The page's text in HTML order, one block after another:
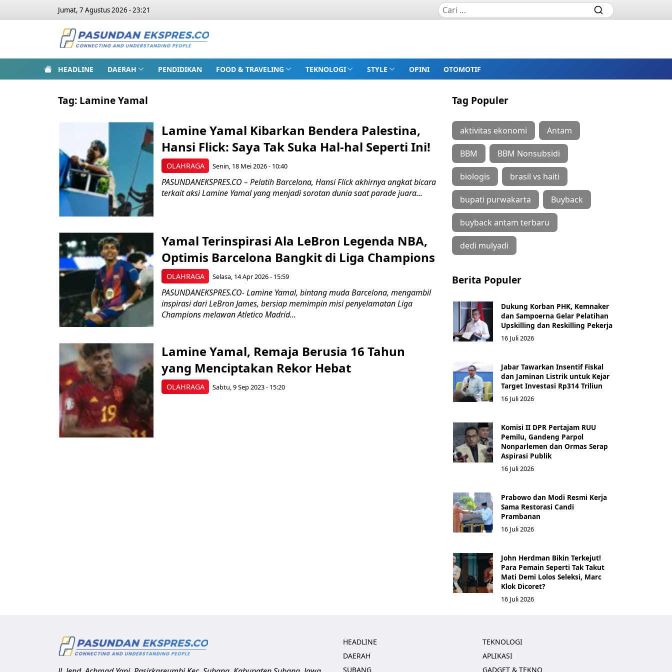
Jumat, 7 Agustus 2026 - 23:21
HEADLINE DAERAH PENDIDIKAN FOOD & TRAVELING TEKNOLOGI STYLE OPINI OTOMOTIF
Tag: Lamine Yamal
OLAHRAGA
Lamine Yamal Kibarkan Bendera Palestina,
Hansi Flick: Saya Tak Suka Hal-hal Seperti Ini!
Senin, 18 Mei 2026 - 10:40
PASUNDANEKSPRES.CO – Pelatih Barcelona, Hansi Flick akhirnya angkat bicara
terkait aksi Lamine Yamal yang menjadi sorotan dunia saat parade juara...
OLAHRAGA
Yamal Terinspirasi Ala LeBron Legenda NBA,
Optimis Barcelona Bangkit di Liga Champions
Selasa, 14 Apr 2026 - 15:59
PASUNDANEKSPRES.CO- Lamine Yamal, bintang muda Barcelona, mengambil
inspirasi dari LeBron James, bersiap memimpin misi penyelamatan Liga
Champions melawan Atletico Madrid...
OLAHRAGA
Lamine Yamal, Remaja Berusia 16 Tahun
yang Menciptakan Rekor Hebat
Sabtu, 9 Sep 2023 - 15:20
Tag Populer
aktivitas ekonomi Antam
BBM BBM Nonsubsidi
biologis brasil vs haiti
bupati purwakarta Buyback
buyback antam terbaru
dedi mulyadi
Berita Populer
Dukung Korban PHK, Kemnaker
dan Sampoerna Gelar Pelatihan
Upskilling dan Reskilling Pekerja
16 Juli 2026
Jabar Tawarkan Insentif Fiskal
dan Jaminan Listrik untuk Kejar
Target Investasi Rp314 Triliun
16 Juli 2026
Komisi II DPR Pertajam RUU
Pemilu, Gandeng Parpol
Nonparlemen dan Ormas Serap
Aspirasi Publik
16 Juli 2026
Prabowo dan Modi Resmi Kerja
Sama Restorasi Candi
Prambanan
16 Juli 2026
John Herdman Bikin Terkejut!
Para Pemain Seperti Tak Takut
Mati Demi Lolos Seleksi, Marc
Klok Dicoret?
16 Juli 2026
HEADLINE
DAERAH
SUBANG
TEKNOLOGI
APLIKASI
GADGET & TEKNO